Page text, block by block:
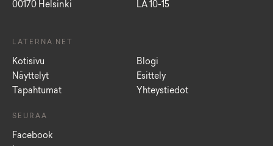
00170 Helsinki
LA 10-15
LATERNA.NET
Kotisivu
Näyttelyt
Tapahtumat
Blogi
Esittely
Yhteystiedot
SEURAA
Facebook